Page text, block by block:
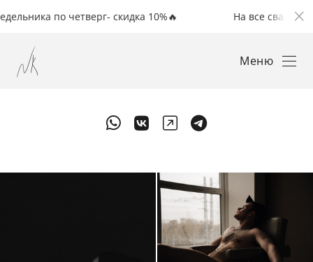
по четверг- скидка 10%🔥 На все свадьбы с
Меню